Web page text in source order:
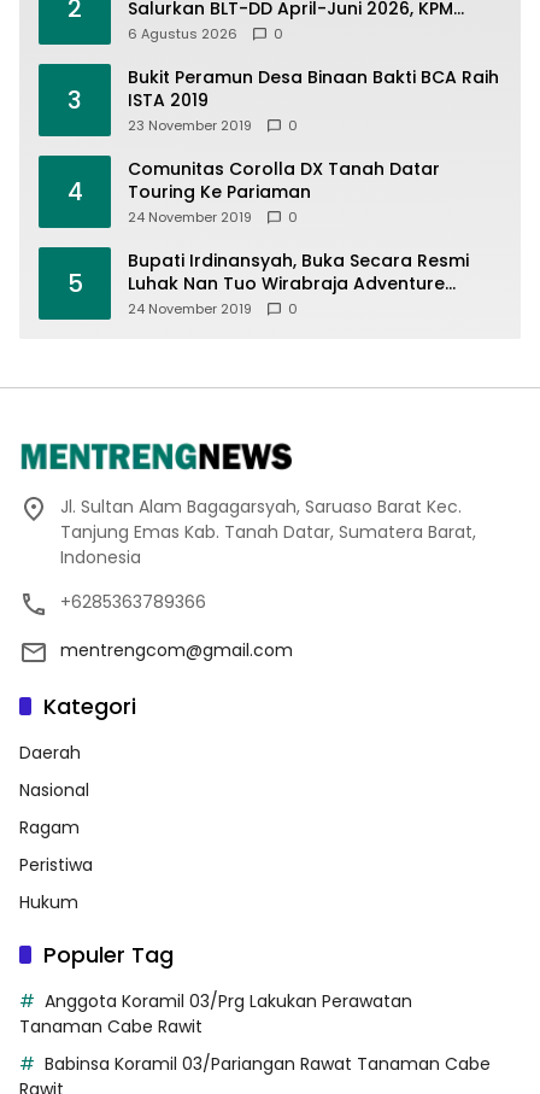
2
Salurkan BLT-DD April-Juni 2026, KPM
Terima Rp900 Ribu
6 Agustus 2026 0
3
Bukit Peramun Desa Binaan Bakti BCA Raih
ISTA 2019
23 November 2019 0
4
Comunitas Corolla DX Tanah Datar
Touring Ke Pariaman
24 November 2019 0
5
Bupati Irdinansyah, Buka Secara Resmi
Luhak Nan Tuo Wirabraja Adventure
Offroad 2019
24 November 2019 0
Jl. Sultan Alam Bagagarsyah, Saruaso Barat Kec.
Tanjung Emas Kab. Tanah Datar, Sumatera Barat,
Indonesia
+6285363789366
mentrengcom@gmail.com
Kategori
Daerah
Nasional
Ragam
Peristiwa
Hukum
Populer Tag
Anggota Koramil 03/Prg Lakukan Perawatan
Tanaman Cabe Rawit
Babinsa Koramil 03/Pariangan Rawat Tanaman Cabe
Rawit